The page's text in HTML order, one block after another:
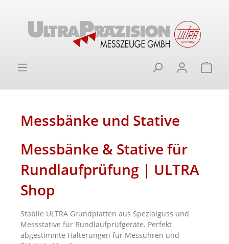
Messbänke und Stative
Messbänke & Stative für
Rundlaufprüfung | ULTRA
Shop
Stabile ULTRA Grundplatten aus Spezialguss und
Messstative für Rundlaufprüfgeräte. Perfekt
abgestimmte Halterungen für Messuhren und